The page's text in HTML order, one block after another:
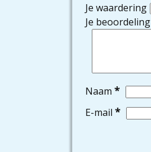
Je waardering
Je beoordeling
Naam *
E-mail *